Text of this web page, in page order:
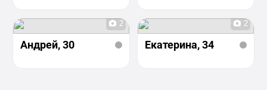
2
Андрей, 30
2
Екатерина, 34